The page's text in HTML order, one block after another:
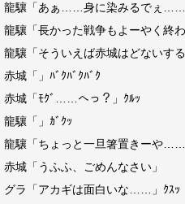
龍驤「あぁ……身に染みるでぇ……
龍驤「長かった戦争もよーやく終
龍驤「そういえば赤城はどないする
赤城「」ﾊﾞｸﾊﾞｸﾊﾞｸ
赤城「ﾓｸﾞ……へっ？」ｸﾙｯ
龍驤「」ｶﾞｸｯ
龍驤「ちょっと一旦箸置きーや……
赤城「うふふ、ごめんなさい」
グラ「アカギは面白いな……」ｸｽｯ